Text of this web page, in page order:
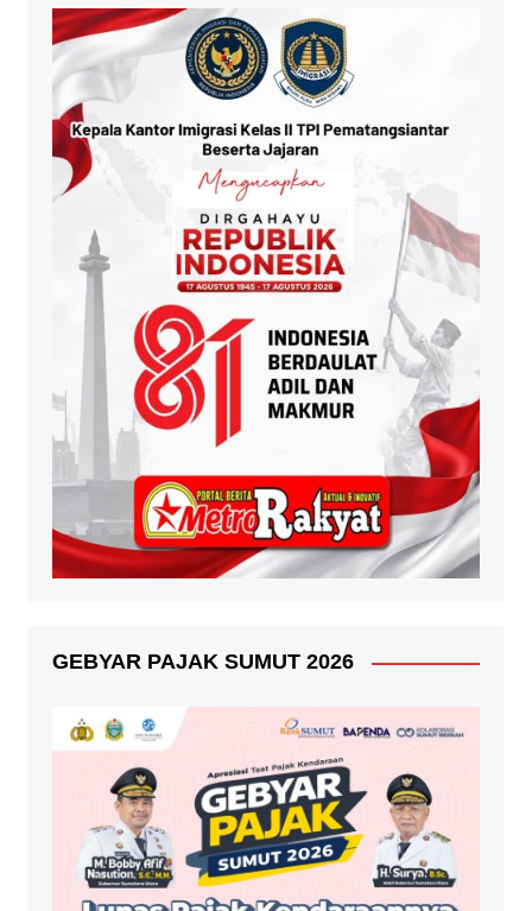
GEBYAR PAJAK SUMUT 2026